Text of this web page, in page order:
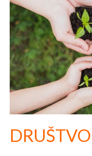
DRUŠTVO